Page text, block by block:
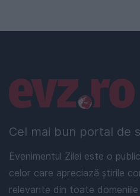
Cel mai bun portal de
Evenimentul Zilei este o
celor care apreciază știrile
relevante din toate
Linkuri utile